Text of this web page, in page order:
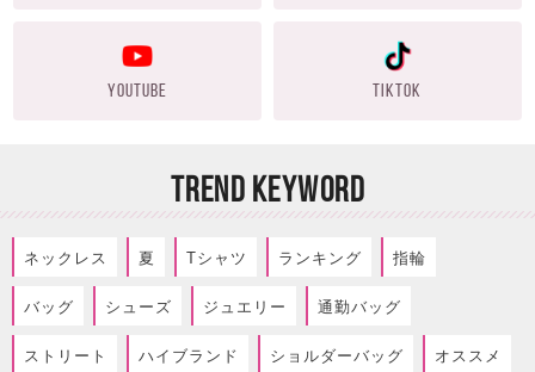
YOUTUBE TIKTOK
TREND KEYWORD
ネックレス 夏 Tシャツ ランキング 指輪
バッグ シューズ ジュエリー 通勤バッグ
ストリート ハイブランド ショルダーバッグ オススメ